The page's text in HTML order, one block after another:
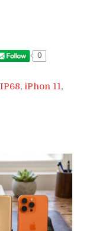
0
IP68, iPhon 11,